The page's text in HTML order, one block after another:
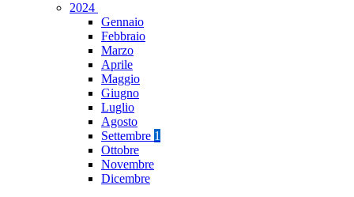
2024
Gennaio
Febbraio
Marzo
Aprile
Maggio
Giugno
Luglio
Agosto
Settembre 1
Ottobre
Novembre
Dicembre